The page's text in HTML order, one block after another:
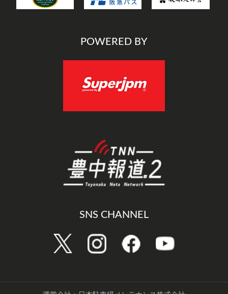
POWERED BY
SNS CHANNEL